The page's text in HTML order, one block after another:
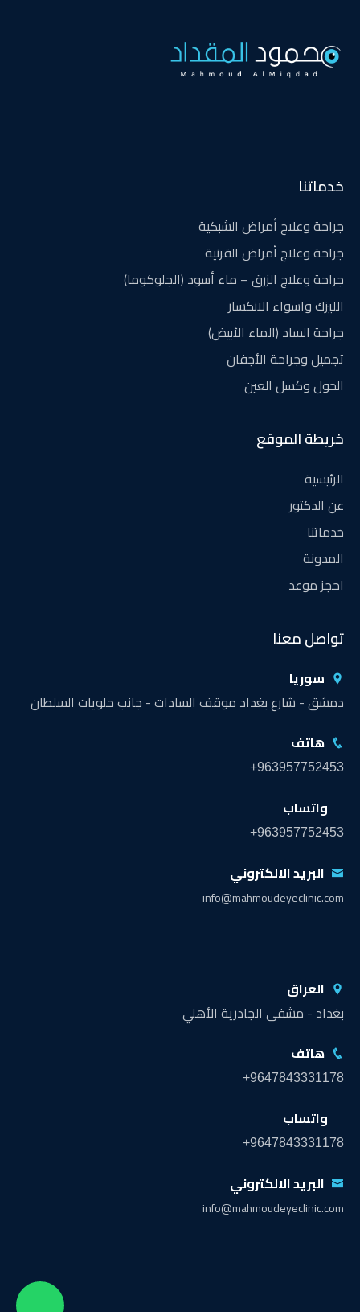
خدماتنا
جراحة وعلاج أمراض الشبكية
جراحة وعلاج أمراض القرنية
جراحة وعلاج الزرق – ماء أسود (الجلوكوما)
الليزك واسواء الانكسار
جراحة الساد (الماء الأبيض)
تجميل وجراحة الأجفان
الحول وكسل العين
خريطة الموقع
الرئيسية
عن الدكتور
خدماتنا
المدونة
احجز موعد
تواصل معنا
سوريا
دمشق - شارع بغداد موقف السادات - جانب حلويات السلطان
هاتف
+963957752453
واتساب
+963957752453
البريد الالكتروني
info@mahmoudeyeclinic.com
العراق
بغداد - مشفى الجادرية الأهلي
هاتف
+9647843331178
واتساب
+9647843331178
البريد الالكتروني
info@mahmoudeyeclinic.com